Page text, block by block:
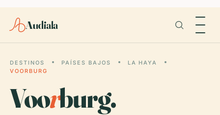
Audiala
DESTINOS PAÍSES BAJOS
LA HAYA
VOORBURG
Voorburg.